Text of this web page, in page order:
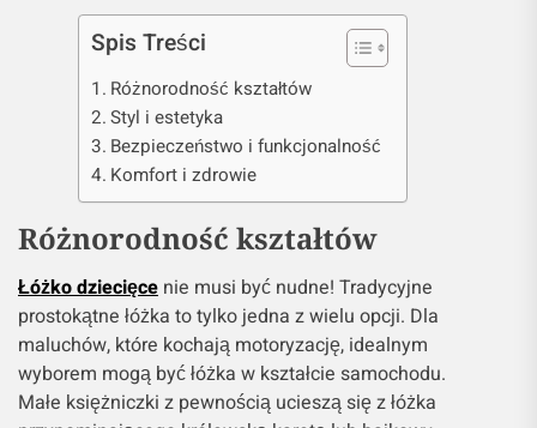
Spis Treści
Różnorodność kształtów
Styl i estetyka
Bezpieczeństwo i funkcjonalność
Komfort i zdrowie
Różnorodność kształtów
Łóżko dziecięce nie musi być nudne! Tradycyjne
prostokątne łóżka to tylko jedna z wielu opcji. Dla
maluchów, które kochają motoryzację, idealnym
wyborem mogą być łóżka w kształcie samochodu.
Małe księżniczki z pewnością ucieszą się z łóżka